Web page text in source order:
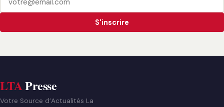
S'inscrire
LTAPresse
Votre Source d’Actualités La